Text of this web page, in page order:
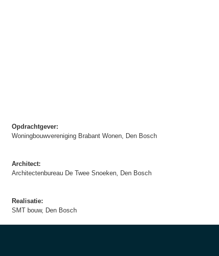
Opdrachtgever:
Woningbouwvereniging Brabant Wonen, Den Bosch
Architect:
Architectenbureau De Twee Snoeken, Den Bosch
Realisatie:
SMT bouw, Den Bosch